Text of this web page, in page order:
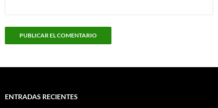
ENTRADAS RECIENTES